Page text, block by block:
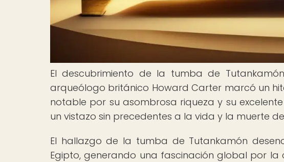
El descubrimiento de la tumba de
arqueólogo británico Howard Carter marcó un
notable por su asombrosa riqueza y su
un vistazo sin precedentes a la vida y la muerte
El hallazgo de la tumba de Tutankamón
Egipto, generando una fascinación global por